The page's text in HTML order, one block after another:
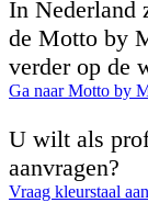
In Nederland
de Motto by
verder op de
Ga naar Motto by
U wilt als
aanvragen?
Vraag kleurstaal aan